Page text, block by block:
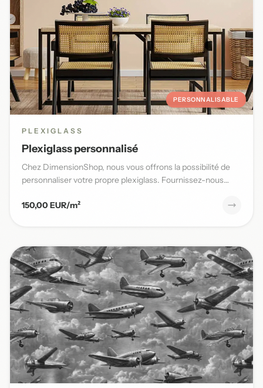
PERSONNALISABLE
PLEXIGLASS
Plexiglass personnalisé
Chez DimensionShop, nous vous offrons la possibilité de
personnaliser votre propre plexiglass. Fournissez-nous
150,00 EUR/m²